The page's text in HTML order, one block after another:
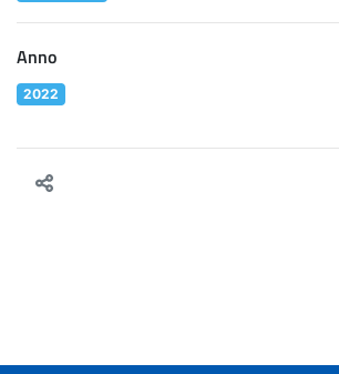
Anno
2022